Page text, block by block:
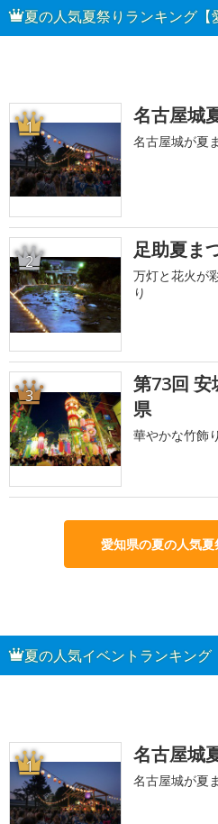
夏の人気夏祭りランキング【
1 名古屋城
名古屋城が夏
2 足助夏ま
万灯と花火が
り
3
第73回
県
華やかな竹飾
愛知県の夏の人気
夏の人気イベントランキング
1 名古屋城
名古屋城が夏